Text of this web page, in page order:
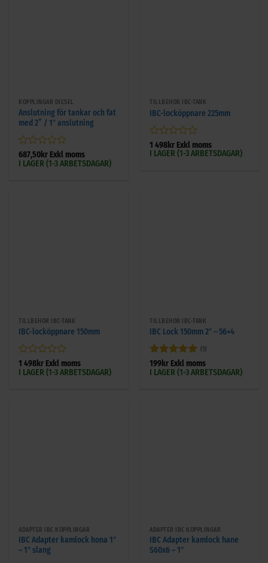
KOPPLINGAR DIESEL
Anslutning för tankar och fat
med 2” / 1″ anslutning
Betygsatt
0
687,50kr Exkl moms
I LAGER (1-3 ARBETSDAGAR)
TILLBEHÖR IBC-TANK
IBC-locköppnare 225mm
Betygsatt
1 498kr Exkl moms
I LAGER (1-3 ARBETSDAGAR)
TILLBEHÖR IBC-TANK
IBC-locköppnare 150mm
Betygsatt
0
1 498kr Exkl moms
I LAGER (1-3 ARBETSDAGAR)
TILLBEHÖR IBC-TANK
IBC Lock 150mm 2″ – 56×4
Betygsatt5
av 5
(1)
199kr Exkl moms
I LAGER (1-3 ARBETSDAGAR)
ADAPTER IBC KOPPLINGAR
IBC Adapter kamlock hona 1″
– 1″ slang
ADAPTER IBC KOPPLINGAR
IBC Adapter kamlock hane
S60x6 – 1″